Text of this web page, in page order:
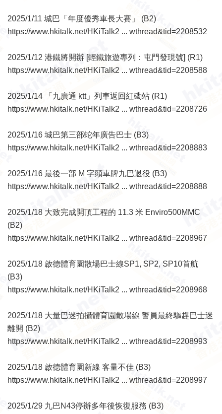
2025/1/11 城巴「年度優秀車長大賽」 (B2)
https://www.hkitalk.net/HKiTalk2 ... wthread&tid=2208532
2025/1/12 港鐵將開辦 [輕鐵旅遊專列：屯門發現號] (R1)
https://www.hkitalk.net/HKiTalk2 ... wthread&tid=2208588
2025/1/14 「九廣通 ktt」列車返回紅磡站 (R1)
https://www.hkitalk.net/HKiTalk2 ... wthread&tid=2208726
2025/1/16 城巴第三部蛇年廣告巴士 (B3)
https://www.hkitalk.net/HKiTalk2 ... wthread&tid=2208883
2025/1/16 最後一部 M 字頭車牌九巴退役 (B3)
https://www.hkitalk.net/HKiTalk2 ... wthread&tid=2208888
2025/1/18 大致完成開頂工程的 11.3 米 Enviro500MMC
(B2)
https://www.hkitalk.net/HKiTalk2 ... wthread&tid=2208967
2025/1/18 啟德體育園散場巴士線SP1, SP2, SP10首航
(B3)
https://www.hkitalk.net/HKiTalk2 ... wthread&tid=2208968
2025/1/18 大量巴迷拍攝體育園散場線 警員最終驅趕巴士迷
離開 (B2)
https://www.hkitalk.net/HKiTalk2 ... wthread&tid=2208993
2025/1/18 啟德體育園新線 客量不佳 (B3)
https://www.hkitalk.net/HKiTalk2 ... wthread&tid=2208997
2025/1/29 九巴N43停辦多年後恢復服務 (B3)